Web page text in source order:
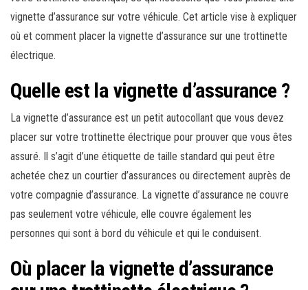
vignette d’assurance sur votre véhicule. Cet article vise à expliquer
où et comment placer la vignette d’assurance sur une trottinette
électrique.
Quelle est la vignette d’assurance ?
La vignette d’assurance est un petit autocollant que vous devez
placer sur votre trottinette électrique pour prouver que vous êtes
assuré. Il s’agit d’une étiquette de taille standard qui peut être
achetée chez un courtier d’assurances ou directement auprès de
votre compagnie d’assurance. La vignette d’assurance ne couvre
pas seulement votre véhicule, elle couvre également les
personnes qui sont à bord du véhicule et qui le conduisent.
Où placer la vignette d’assurance